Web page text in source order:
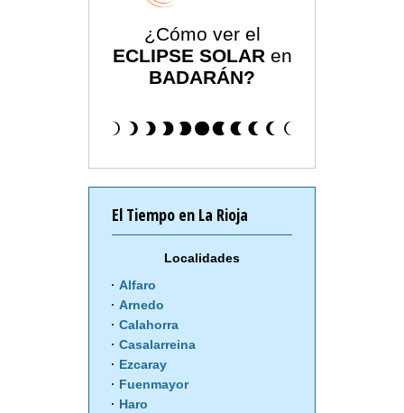
¿Cómo ver el
ECLIPSE SOLAR en
BADARÁN?
El Tiempo en La Rioja
Localidades
Alfaro
Arnedo
Calahorra
Casalarreina
Ezcaray
Fuenmayor
Haro